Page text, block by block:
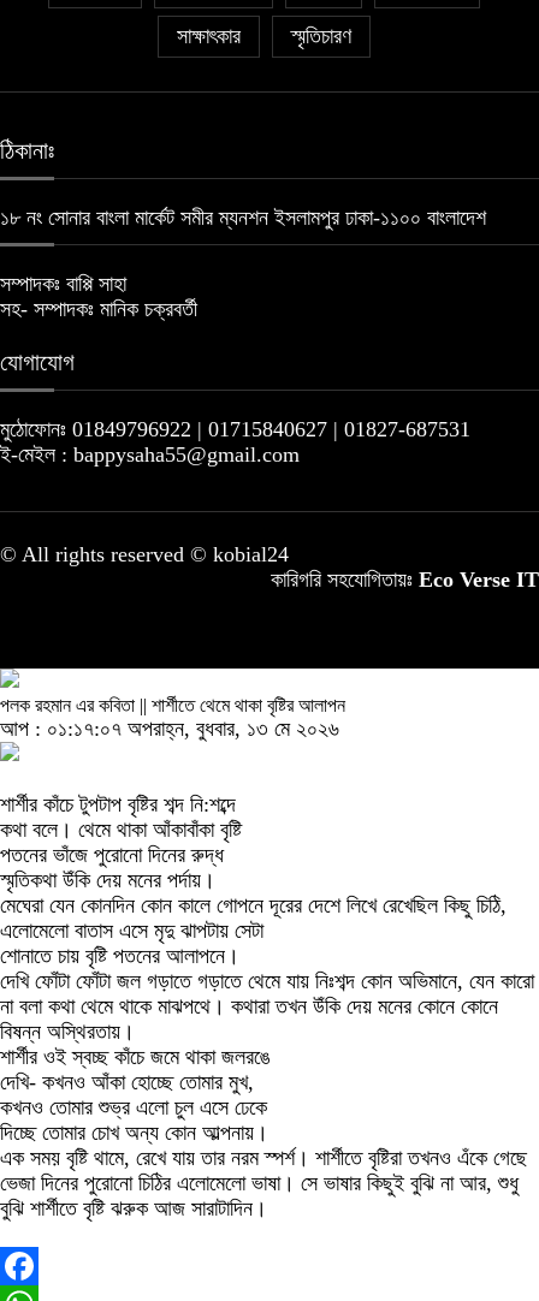
সাক্ষাৎকার স্মৃতিচারণ
ঠিকানাঃ
১৮ নং সোনার বাংলা মার্কেট সমীর ম্যনশন ইসলামপুর ঢাকা-১১০০ বাংলাদেশ
সম্পাদকঃ বাপ্পি সাহা
সহ- সম্পাদকঃ মানিক চক্রবর্তী
যোগাযোগ
মুঠোফোনঃ 01849796922 | 01715840627 | 01827-687531
ই-মেইল : bappysaha55@gmail.com
© All rights reserved © kobial24
কারিগরি সহযোগিতায়ঃ Eco Verse IT
পলক রহমান এর কবিতা || শার্শীতে থেমে থাকা বৃষ্টির আলাপন
আপ : ০১:১৭:০৭ অপরাহ্ন, বুধবার, ১৩ মে ২০২৬
শার্শীর কাঁচে টুপটাপ বৃষ্টির শব্দ নি:শব্দে
কথা বলে। থেমে থাকা আঁকাবাঁকা বৃষ্টি
পতনের ভাঁজে পুরোনো দিনের রুদ্ধ
স্মৃতিকথা উঁকি দেয় মনের পর্দায়।
মেঘেরা যেন কোনদিন কোন কালে গোপনে দূরের দেশে লিখে রেখেছিল কিছু চিঠি,
এলোমেলো বাতাস এসে মৃদু ঝাপটায় সেটা
শোনাতে চায় বৃষ্টি পতনের আলাপনে।
দেখি ফোঁটা ফোঁটা জল গড়াতে গড়াতে থেমে যায় নিঃশব্দ কোন অভিমানে, যেন কারো
না বলা কথা থেমে থাকে মাঝপথে। কথারা তখন উঁকি দেয় মনের কোনে কোনে
বিষন্ন অস্থিরতায়।
শার্শীর ওই স্বচ্ছ কাঁচে জমে থাকা জলরঙে
দেখি- কখনও আঁকা হোচ্ছে তোমার মুখ,
কখনও তোমার শুভ্র এলো চুল এসে ঢেকে
দিচ্ছে তোমার চোখ অন্য কোন আল্পনায়।
এক সময় বৃষ্টি থামে, রেখে যায় তার নরম স্পর্শ। শার্শীতে বৃষ্টিরা তখনও এঁকে গেছে
ভেজা দিনের পুরোনো চিঠির এলোমেলো ভাষা। সে ভাষার কিছুই বুঝি না আর, শুধু
বুঝি শার্শীতে বৃষ্টি ঝরুক আজ সারাটাদিন।